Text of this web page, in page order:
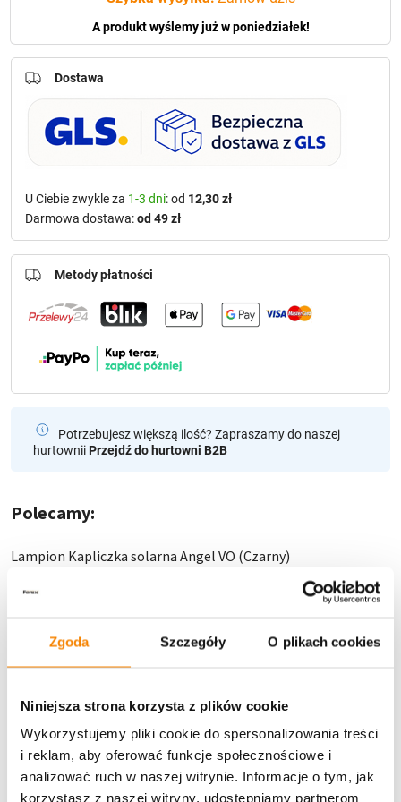
Zgoda Szczegóły O plikach cookies
Niniejsza strona korzysta z plików cookie
Wykorzystujemy pliki cookie do spersonalizowania treści
i reklam, aby oferować funkcje społecznościowe i
analizować ruch w naszej witrynie. Informacje o tym, jak
korzystasz z naszej witryny, udostępniamy partnerom
Potrzebujesz większą ilość? Zapraszamy do naszej
hurtowniiPrzejdź do hurtowni B2B
Dostawa
U Ciebie zwykle za 1-3 dni: od 12,30 zł
Darmowa dostawa:od 49 zł
Metody płatności
A produkt wyślemy już w poniedziałek!
Polecamy:
Lampion Kapliczka solarna Angel VO (Czarny)
49,00zł
Dodaj do koszyka
Specyfikacja
Opinie klientów